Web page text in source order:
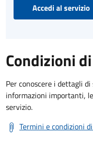
Accedi al servizio
Condizioni
Per conoscere i dettagli
informazioni importanti,
servizio.
Termini e condizioni